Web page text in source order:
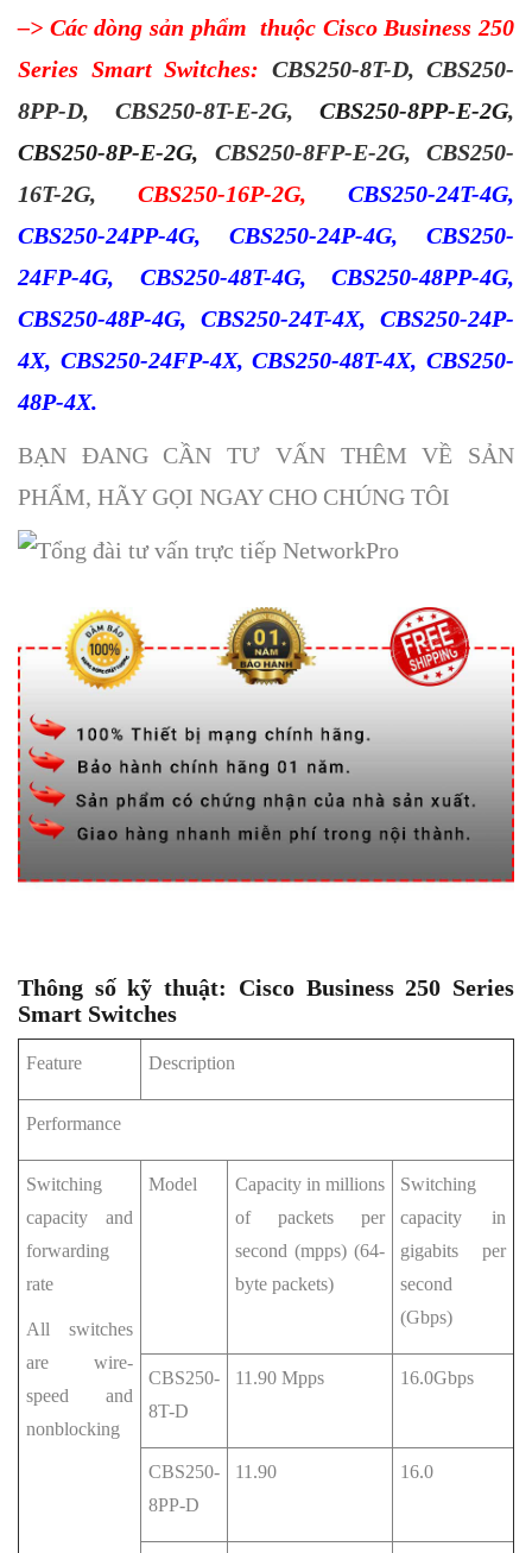
–> Các dòng sản phẩm thuộc Cisco Business 250
Series Smart Switches: CBS250-8T-D, CBS250-
8PP-D, CBS250-8T-E-2G, CBS250-8PP-E-2G,
CBS250-8P-E-2G,
CBS250-8FP-E-2G,
CBS250-
16T-2G,
CBS250-16P-2G, CBS250-24T-4G,
CBS250-24PP-4G, CBS250-24P-4G, CBS250-
24FP-4G, CBS250-48T-4G, CBS250-48PP-4G,
CBS250-48P-4G, CBS250-24T-4X, CBS250-24P-
4X, CBS250-24FP-4X, CBS250-48T-4X, CBS250-
48P-4X.
BẠN ĐANG CẦN TƯ VẤN THÊM VỀ SẢN
PHẨM, HÃY GỌI NGAY CHO CHÚNG TÔI
Thông số kỹ thuật: Cisco Business 250 Series
Smart Switches
Feature Description
Performance
Switching
capacity and
forwarding
rate
All switches
are wire-
speed and
nonblocking
Model
Capacity in millions
of packets per
second (mpps) (64-
byte packets)
Switching
capacity in
gigabits per
second
(Gbps)
CBS250-
8T-D
11.90 Mpps 16.0Gbps
CBS250-
8PP-D
11.90 16.0